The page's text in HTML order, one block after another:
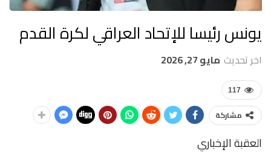
يونس رئيسا للإتحاد العراقي لكرة القدم
اخر تحديث مايو 27, 2026
117
مشاركة
العقبةالإخباري